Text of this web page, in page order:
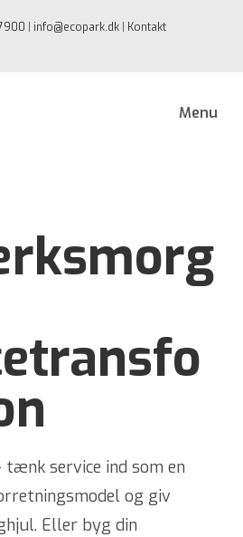
info@ecopark.dk| Kontakt
Menu
tænk service ind som en
og giv
Eller byg din